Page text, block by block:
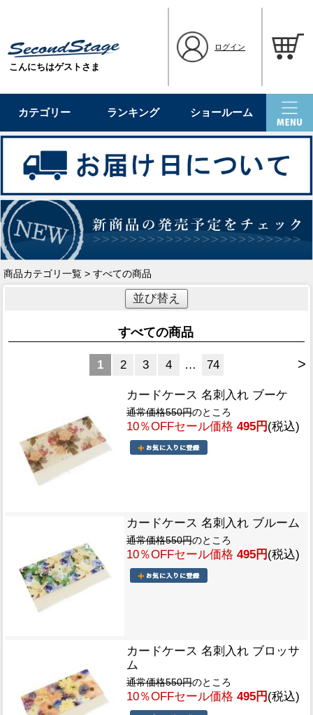
こんにちはゲストさま
ログイン
カテゴリー ランキング ショールーム
商品カテゴリ一覧 > すべての商品
並び替え
すべての商品
>
1 2 3 4 … 74
カードケース 名刺入れ ブーケ
通常価格550円のところ
10％OFFセール価格 495円 (税込)
カードケース 名刺入れ ブルーム
通常価格550円のところ
10％OFFセール価格 495円 (税込)
カードケース 名刺入れ ブロッサ
ム
通常価格550円のところ
10％OFFセール価格 495円 (税込)